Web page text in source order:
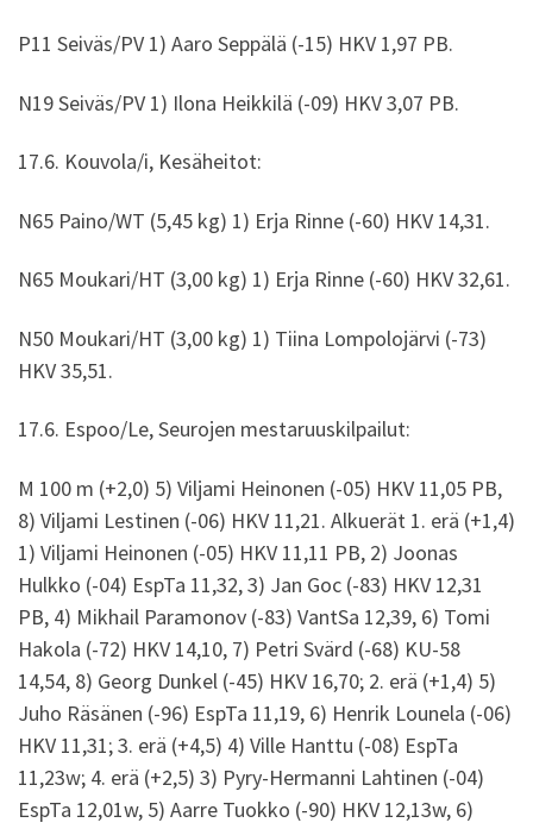
P11 Seiväs/PV 1) Aaro Seppälä (-15) HKV 1,97 PB.
N19 Seiväs/PV 1) Ilona Heikkilä (-09) HKV 3,07 PB.
17.6. Kouvola/i, Kesäheitot:
N65 Paino/WT (5,45 kg) 1) Erja Rinne (-60) HKV 14,31.
N65 Moukari/HT (3,00 kg) 1) Erja Rinne (-60) HKV 32,61.
N50 Moukari/HT (3,00 kg) 1) Tiina Lompolojärvi (-73)
HKV 35,51.
17.6. Espoo/Le, Seurojen mestaruuskilpailut:
M 100 m (+2,0) 5) Viljami Heinonen (-05) HKV 11,05 PB,
8) Viljami Lestinen (-06) HKV 11,21. Alkuerät 1. erä (+1,4)
1) Viljami Heinonen (-05) HKV 11,11 PB, 2) Joonas
Hulkko (-04) EspTa 11,32, 3) Jan Goc (-83) HKV 12,31
PB, 4) Mikhail Paramonov (-83) VantSa 12,39, 6) Tomi
Hakola (-72) HKV 14,10, 7) Petri Svärd (-68) KU-58
14,54, 8) Georg Dunkel (-45) HKV 16,70; 2. erä (+1,4) 5)
Juho Räsänen (-96) EspTa 11,19, 6) Henrik Lounela (-06)
HKV 11,31; 3. erä (+4,5) 4) Ville Hanttu (-08) EspTa
11,23w; 4. erä (+2,5) 3) Pyry-Hermanni Lahtinen (-04)
EspTa 12,01w, 5) Aarre Tuokko (-90) HKV 12,13w, 6)